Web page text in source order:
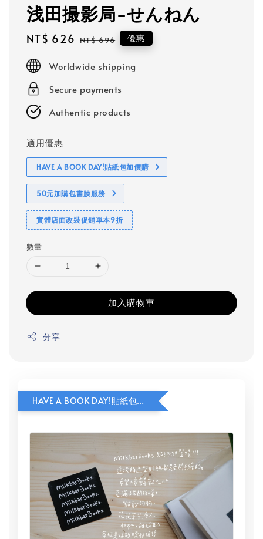
浅田撮影局-せんねん
Sale
NT$ 626 Regular
NT$ 696 優惠
Worldwide shipping
Secure payments
Authentic products
適用優惠
HAVE A BOOK DAY!貼紙包加價購
50元加購包書膜服務
實體店面改裝促銷單本9折
數量
加入購物車
分享
HAVE A BOOK DAY!貼紙包加價購